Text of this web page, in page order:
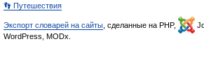
👣 Путешествия
Экспорт словарей на сайты , сделанные на PHP,
WordPress, MODx.